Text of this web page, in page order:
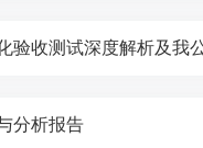
验收测试深度解析及我
分析报告